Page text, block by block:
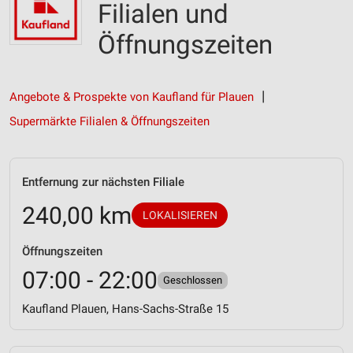
Filialen und
Öffnungszeiten
Angebote & Prospekte von Kaufland für Plauen
Supermärkte Filialen & Öffnungszeiten
Entfernung zur nächsten Filiale
240,00 km LOKALISIEREN
Öffnungszeiten
07:00 - 22:00 Geschlossen
Kaufland Plauen, Hans-Sachs-Straße 15